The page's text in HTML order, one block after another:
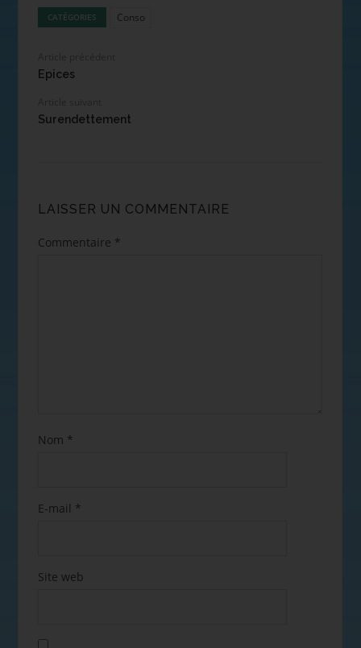
CATÉGORIES Conso
Epices
Surendettement
LAISSER UN COMMENTAIRE
Commentaire *
Nom *
E-mail *
Site web